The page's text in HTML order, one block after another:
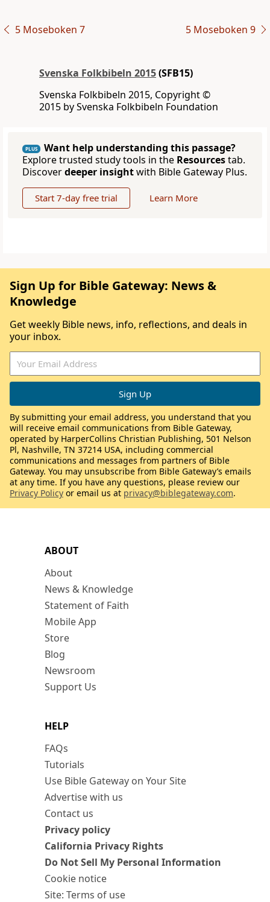
5 Moseboken 7 5 Moseboken 9
Svenska Folkbibeln 2015(SFB15)
Svenska Folkbibeln 2015, Copyright ©
2015 by Svenska Folkbibeln Foundation
PLUS
Want help understanding this passage?
Explore trusted study tools in the Resourcestab.
Discoverdeeper insightwith Bible Gateway Plus.
Start 7-day free trial Learn More
ABOUT
About
News & Knowledge
Statement of Faith
Mobile App
Store
Blog
Newsroom
Support Us
HELP
FAQs
Tutorials
Use Bible Gateway on Your Site
Advertise with us
Contact us
Privacy policy
California Privacy Rights
Do Not Sell My Personal Information
Cookie notice
Site: Terms of use
Sign Up for Bible Gateway: News &
Knowledge
Get weekly Bible news, info, reflections, and deals in
your inbox.
By submitting your email address, you understand that you
will receive email communications from Bible Gateway,
operated by HarperCollins Christian Publishing, 501 Nelson
Pl, Nashville, TN 37214 USA, including commercial
communications and messages from partners of Bible
Gateway. You may unsubscribe from Bible Gateway’s emails
at any time. If you have any questions, please review our
Privacy Policy or email us at privacy@biblegateway.com.